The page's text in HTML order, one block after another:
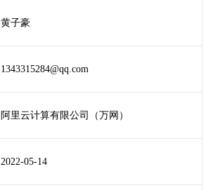
黄子豪
1343315284@qq.com
阿里云计算有限公司（万网）
2022-05-14